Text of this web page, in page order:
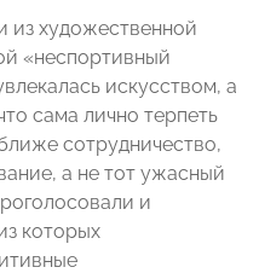
из художественной
«неспортивный
искусством, а
сама лично терпеть
сотрудничество,
а не тот ужасный
и
которых